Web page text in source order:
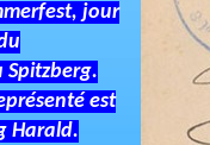
jour
Spitzberg.
est
Harald.